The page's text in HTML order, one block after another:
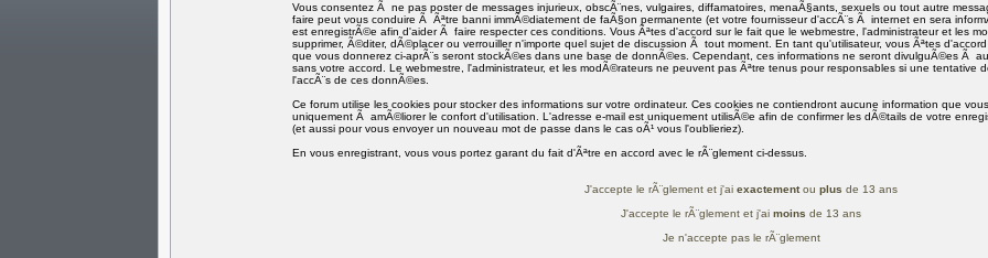
Vous consentez Ã ne pas poster de messages injurieux, obscÃ¨nes, vulgaires, diffamatoires, menaÃ§ants, sexuels ou tout autre
faire peut vous conduire Ã Ãªtre banni immÃ©diatement de faÃ§on permanente (et votre fournisseur d'accÃ¨s Ã internet en sera
est enregistrÃ©e afin d'aider Ã faire respecter ces conditions. Vous Ãªtes d'accord sur le fait que le webmestre, l'administrateur et les
supprimer, Ã©diter, dÃ©placer ou verrouiller n'importe quel sujet de discussion Ã tout moment. En tant qu'utilisateur, vous Ãªtes
que vous donnerez ci-aprÃ¨s seront stockÃ©es dans une base de donnÃ©es. Cependant, ces informations ne seront divulguÃ©es Ã
sans votre accord. Le webmestre, l'administrateur, et les modÃ©rateurs ne peuvent pas Ãªtre tenus pour responsables si une tentative
l'accÃ¨s de ces donnÃ©es.
Ce forum utilise les cookies pour stocker des informations sur votre ordinateur. Ces cookies ne contiendront aucune information que
uniquement Ã amÃ©liorer le confort d'utilisation. L'adresse e-mail est uniquement utilisÃ©e afin de confirmer les dÃ©tails de votre
(et aussi pour vous envoyer un nouveau mot de passe dans le cas oÃ¹ vous l'oublieriez).
En vous enregistrant, vous vous portez garant du fait d'Ãªtre en accord avec le rÃ¨glement ci-dessus.
J'accepte le rÃ¨glement et j'ai exactementou plus de 13 ans
J'accepte le rÃ¨glement et j'ai moins de 13 ans
Je n'accepte pas le rÃ¨glement